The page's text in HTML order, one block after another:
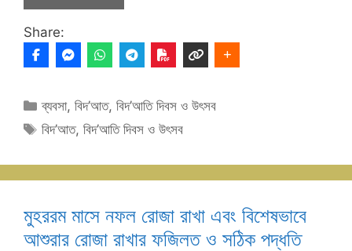
Share:
Categories
ব্যবসা,বিদ’আত,বিদ’আতি দিবস ও উৎসব
Tags
বিদ’আত,বিদ’আতি দিবস ও উৎসব
মুহররম মাসে নফল রোজা রাখা এবং বিশেষভাবে
আশুরার রোজা রাখার ফজিলত ও সঠিক পদ্ধতি